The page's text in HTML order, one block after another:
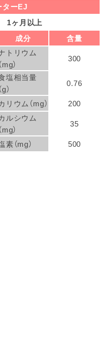
ターEJ
1ヶ月以上
成分
含量
トリウム
（mg）
300
塩相当量
（g）
0.76
リウム（mg）
200
ルシウム
（mg）
35
素（mg） 500